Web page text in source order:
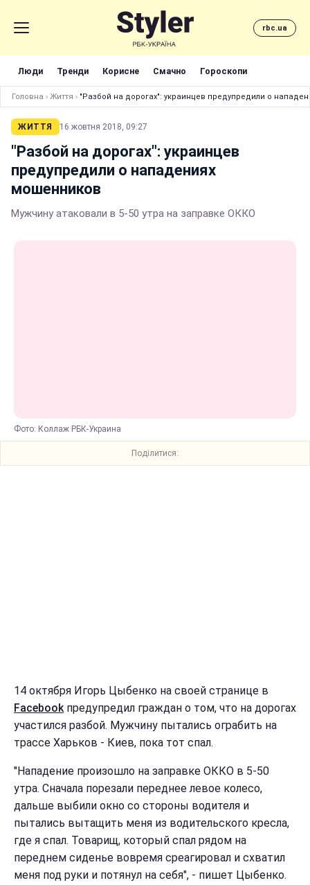
rbc.ua
Люди Тренди Корисне Смачно Гороскопи
Головна › Життя › "Разбой на дорогах": украинцев предупредили о
ЖИТТЯ 16 жовтня 2018, 09:27
"Разбой на дорогах": украинцев
предупредили о нападениях
мошенников
Мужчину атаковали в 5-50 утра на заправке ОККО
Фото: Коллаж РБК-Украина
Поділитися:
14 октября Игорь Цыбенко на своей странице в
Facebookпредупредил граждан о том, что на дорогах
участился разбой. Мужчину пытались ограбить на
трассе Харьков - Киев, пока тот спал.
"Нападение произошло на заправке ОККО в 5-50
утра. Сначала порезали переднее левое колесо,
дальше выбили окно со стороны водителя и
пытались вытащить меня из водительского кресла,
где я спал. Товарищ, который спал рядом на
переднем сиденье вовремя среагировал и схватил
меня под руки и потянул на себя", - пишет Цыбенко.